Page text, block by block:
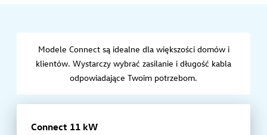
Modele Connect są idealne dla większości domów i
klientów. Wystarczy wybrać zasilanie i długość kabla
odpowiadające Twoim potrzebom.
Connect 11 kW